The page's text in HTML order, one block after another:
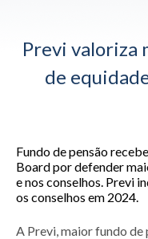
Previ valoriza
de
Fundo de pensão
Board por defender
e nos conselhos. Previ
os conselhos em 2024.
A Previ, maior fundo de